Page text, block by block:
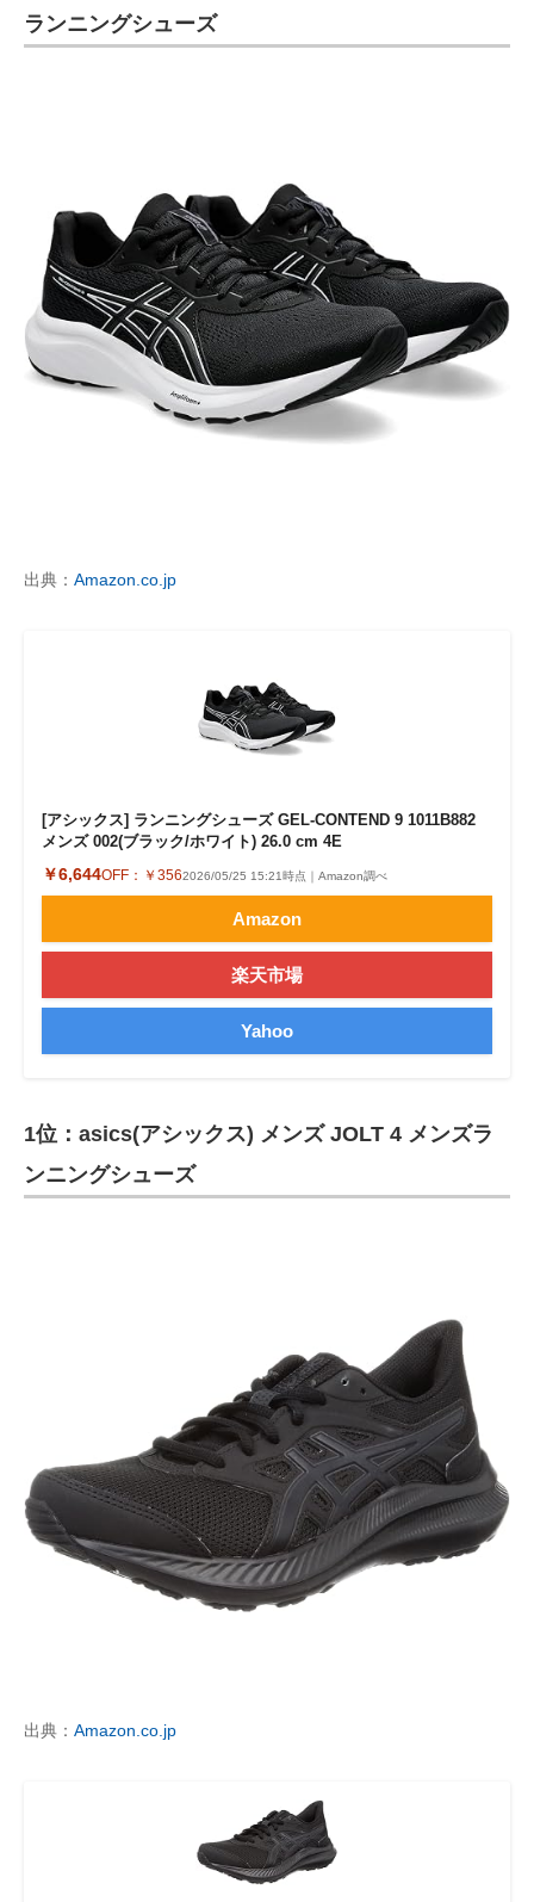
ランニングシューズ
出典： Amazon.co.jp
[アシックス] ランニングシューズ GEL-CONTEND 9 1011B882
メンズ 002(ブラック/ホワイト) 26.0 cm 4E
￥6,644OFF： ￥3562026/05/25 15:21時点｜Amazon調べ
Amazon
楽天市場
Yahoo
1位：asics(アシックス) メンズ JOLT 4 メンズラ
ンニングシューズ
出典： Amazon.co.jp